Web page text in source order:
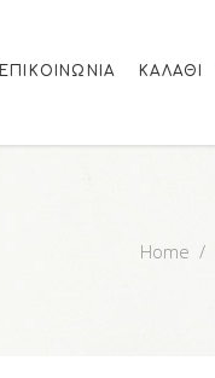
ΕΠΙΚΟΙΝΩΝΊΑ ΚΑΛΆΘΙ
Home /